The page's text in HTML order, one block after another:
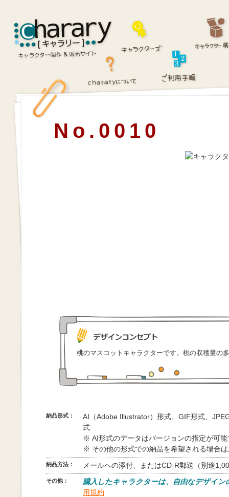
No.0010
桃のマスコットキャラクターです。桃の収穫量の
納品形式：
AI（Adobe Illustrator）形式、GIF形式、
式
※ AI形式のデータはバージョンの指定が可能
※ その他の形式での納品を希望される場合
納品方法： メールへの添付、またはCD-R郵送（別途
その他：
購入したキャラクターは、自由なデザイン
用規約